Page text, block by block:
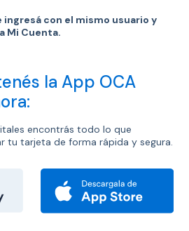
ingresá con el mismo usuario y
Mi Cuenta.
la App OCA
encontrás todo lo que
tu tarjeta de forma rápida y segura.